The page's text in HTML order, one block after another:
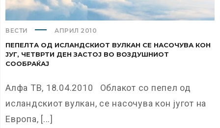
ВЕСТИ АПРИЛ 2010
ПЕПЕЛТА ОД ИСЛАНДСКИОТ ВУЛКАН СЕ НАСОЧУВА КОН
ЈУГ, ЧЕТВРТИ ДЕН ЗАСТОЈ ВО ВОЗДУШНИОТ
СООБРАЌАЈ
Алфа ТВ, 18.04.2010 Облакот со пепел од
исландскиот вулкан, се насочува кон југот на
Европа, [...]